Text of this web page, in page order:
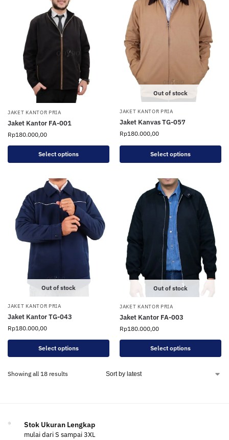
JAKET KANTOR PRIA
Jaket Kantor FA-001
Rp180.000,00
Select options
Out of stock
JAKET KANTOR PRIA
Jaket Kanvas TG-057
Rp180.000,00
Select options
Out of stock
JAKET KANTOR PRIA
Jaket Kantor TG-043
Rp180.000,00
Select options
Out of stock
JAKET KANTOR PRIA
Jaket Kantor FA-003
Rp180.000,00
Select options
Showing all 18 results
Stok Ukuran Lengkap
mulai dari S sampai 3XL